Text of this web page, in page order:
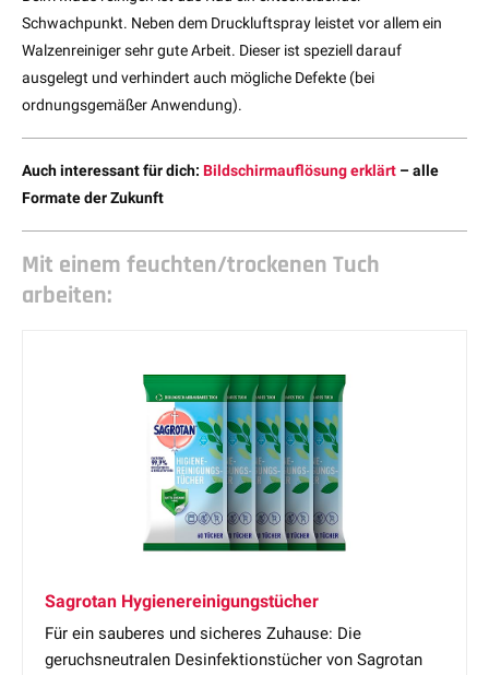
Schwachpunkt. Neben dem Druckluftspray leistet vor allem ein
Walzenreiniger sehr gute Arbeit. Dieser ist speziell darauf
ausgelegt und verhindert auch mögliche Defekte (bei
ordnungsgemäßer Anwendung).
Auch interessant für dich: Bildschirmauflösung erklärt – alle
Formate der Zukunft
Mit einem feuchten/trockenen Tuch
arbeiten:
Sagrotan Hygienereinigungstücher
Für ein sauberes und sicheres Zuhause: Die
geruchsneutralen Desinfektionstücher von Sagrotan